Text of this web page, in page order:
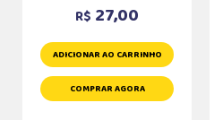
R$ 27,00
ADICIONAR AO CARRINHO
COMPRAR AGORA